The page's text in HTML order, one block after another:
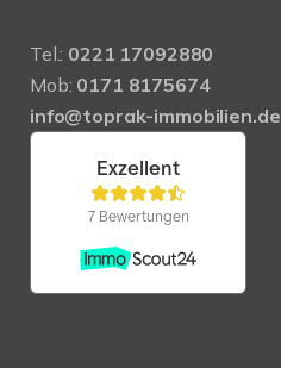
Tel.: 0221 17092880
Mob: 0171 8175674
info@toprak-immobilien.de